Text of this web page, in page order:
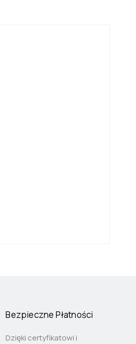
Bezpieczne Płatności
Dzięki certyfikatowi i